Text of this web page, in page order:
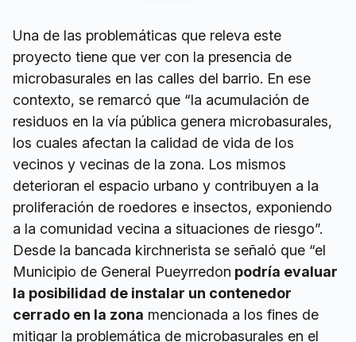
Una de las problemáticas que releva este
proyecto tiene que ver con la presencia de
microbasurales en las calles del barrio. En ese
contexto, se remarcó que “la acumulación de
residuos en la vía pública genera microbasurales,
los cuales afectan la calidad de vida de los
vecinos y vecinas de la zona. Los mismos
deterioran el espacio urbano y contribuyen a la
proliferación de roedores e insectos, exponiendo
a la comunidad vecina a situaciones de riesgo”.
Desde la bancada kirchnerista se señaló que “el
Municipio de General Pueyrredon podría evaluar
la posibilidad de instalar un contenedor
cerrado en la zona mencionada a los fines de
mitigar la problemática de microbasurales en el